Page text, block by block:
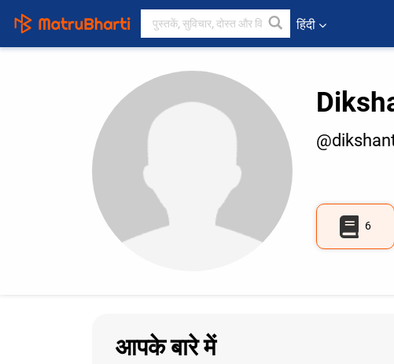
हिंदी
6
आपके बारे में